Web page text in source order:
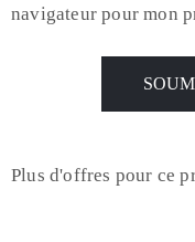
navigateur pour mon
Plus d'offres pour ce